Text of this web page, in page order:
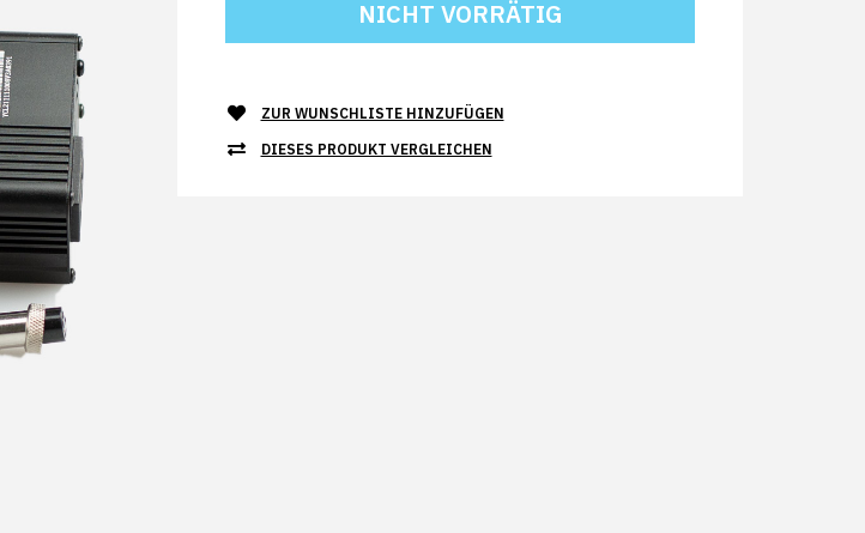
ZUR WUNSCHLISTE HINZUFÜGEN
DIESES PRODUKT VERGLEICHEN